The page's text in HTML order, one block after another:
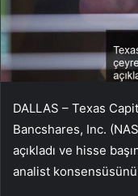
DALLAS – Texas
Bancshares, Inc.
açıkladı ve hisse
analist konsensüsünü